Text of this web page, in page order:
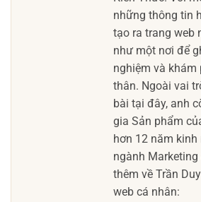
những thông tin
tạo ra trang web
như một nơi để
nghiệm và khám
thân. Ngoài vai
bài tại đây, anh
gia Sản phẩm
hơn 12 năm kinh
ngành Marketing
thêm về Trần
web cá nhân: